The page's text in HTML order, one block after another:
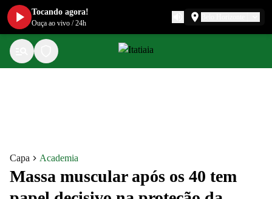
Capa Academia
Massa muscular após os 40 tem
Tocando agora!
Ouça ao vivo /24h